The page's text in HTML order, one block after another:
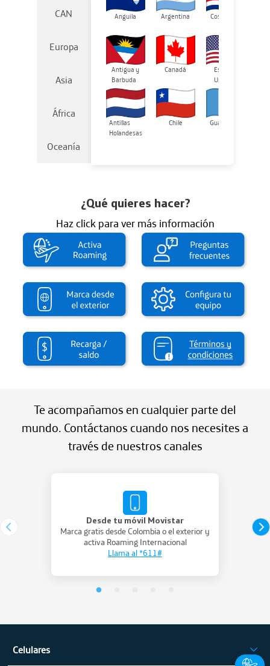
CAN
Europa
Asia
África
Oceanía
Anguila
Antigua y
Barbuda
Antillas
Holandesas
Argentina
Canadá
Chile
Costa Rica
Estados
Unidos
Guatemala
¿Qué quieres hacer?
Haz click para ver más información
Te acompañamos en cualquier parte del
mundo. Contáctanos cuando nos necesites a
través de nuestros canales
Desde tu móvil Movistar
Marca gratis desde Colombia o el exterior y
activa Roaming Internacional
Llama al *611#
Celulares